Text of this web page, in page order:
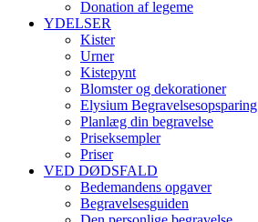
Donation af legeme
YDELSER
Kister
Urner
Kistepynt
Blomster og dekorationer
Elysium Begravelsesopsparing
Planlæg din begravelse
Priseksempler
Priser
VED DØDSFALD
Bedemandens opgaver
Begravelsesguiden